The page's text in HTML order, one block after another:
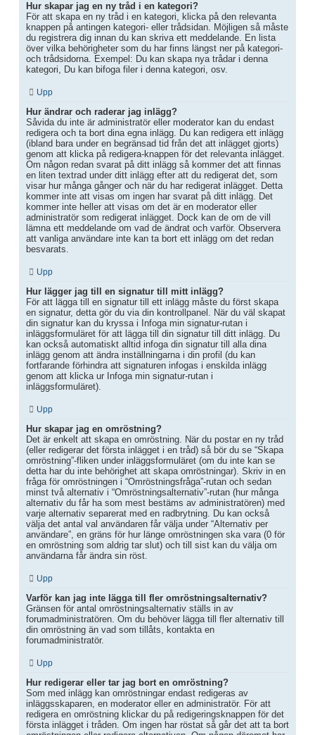
Hur skapar jag en ny tråd i en kategori?
För att skapa en ny tråd i en kategori, klicka på den relevanta
knappen på antingen kategori- eller trådsidan. Möjligen så måste
du registrera dig innan du kan skriva ett meddelande. En lista
över vilka behörigheter som du har finns längst ner på kategori-
och trådsidorna. Exempel: Du kan skapa nya trådar i denna
kategori, Du kan bifoga filer i denna kategori, osv.
Upp
Hur ändrar och raderar jag inlägg?
Såvida du inte är administratör eller moderator kan du endast
redigera och ta bort dina egna inlägg. Du kan redigera ett inlägg
(ibland bara under en begränsad tid från det att inlägget gjorts)
genom att klicka på redigera-knappen för det relevanta inlägget.
Om någon redan svarat på ditt inlägg så kommer det att finnas
en liten textrad under ditt inlägg efter att du redigerat det, som
visar hur många gånger och när du har redigerat inlägget. Detta
kommer inte att visas om ingen har svarat på ditt inlägg. Det
kommer inte heller att visas om det är en moderator eller
administratör som redigerat inlägget. Dock kan de om de vill
lämna ett meddelande om vad de ändrat och varför. Observera
att vanliga användare inte kan ta bort ett inlägg om det redan
besvarats.
Upp
Hur lägger jag till en signatur till mitt inlägg?
För att lägga till en signatur till ett inlägg måste du först skapa
en signatur, detta gör du via din kontrollpanel. När du väl skapat
din signatur kan du kryssa i Infoga min signatur-rutan i
inläggsformuläret för att lägga till din signatur till ditt inlägg. Du
kan också automatiskt alltid infoga din signatur till alla dina
inlägg genom att ändra inställningarna i din profil (du kan
fortfarande förhindra att signaturen infogas i enskilda inlägg
genom att klicka ur Infoga min signatur-rutan i
inläggsformuläret).
Upp
Hur skapar jag en omröstning?
Det är enkelt att skapa en omröstning. När du postar en ny tråd
(eller redigerar det första inlägget i en tråd) så bör du se “Skapa
omröstning”-fliken under inläggsformuläret (om du inte kan se
detta har du inte behörighet att skapa omröstningar). Skriv in en
fråga för omröstningen i “Omröstningsfråga”-rutan och sedan
minst två alternativ i “Omröstningsalternativ”-rutan (hur många
alternativ du får ha som mest bestäms av administratören) med
varje alternativ separerat med en radbrytning. Du kan också
välja det antal val användaren får välja under “Alternativ per
användare”, en gräns för hur länge omröstningen ska vara (0 för
en omröstning som aldrig tar slut) och till sist kan du välja om
användarna får ändra sin röst.
Upp
Varför kan jag inte lägga till fler omröstningsalternativ?
Gränsen för antal omröstningsalternativ ställs in av
forumadministratören. Om du behöver lägga till fler alternativ till
din omröstning än vad som tillåts, kontakta en
forumadministratör.
Upp
Hur redigerar eller tar jag bort en omröstning?
Som med inlägg kan omröstningar endast redigeras av
inläggsskaparen, en moderator eller en administratör. För att
redigera en omröstning klickar du på redigeringsknappen för det
första inlägget i tråden. Om ingen har röstat så går det att ta bort